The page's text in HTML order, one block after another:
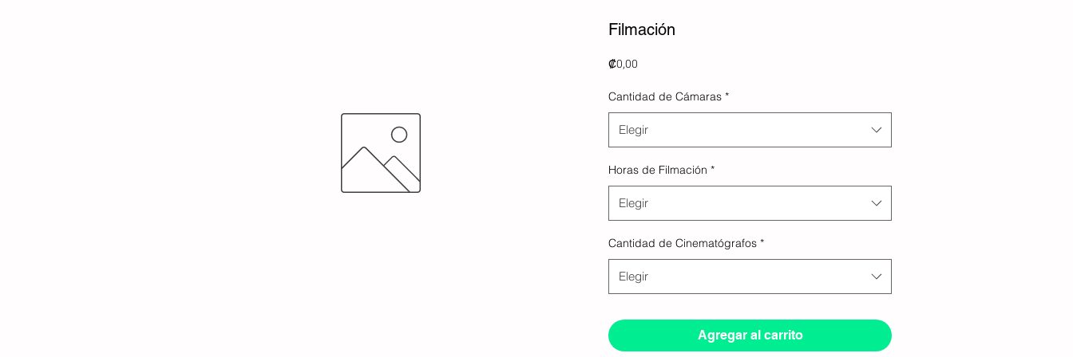
Filmación
₡0,00
Cantidad de Cámaras *
Elegir
Horas de Filmación *
Elegir
Cantidad de Cinematógrafos *
Elegir
Agregar al carrito